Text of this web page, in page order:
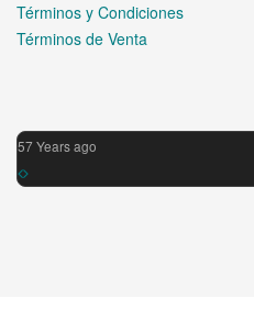
Términos y Condiciones
Términos de Venta
57 Years ago